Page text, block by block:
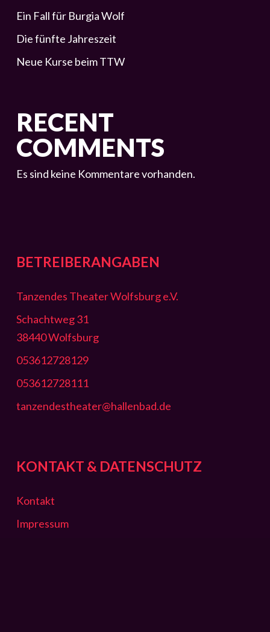
Ein Fall für Burgia Wolf
Die fünfte Jahreszeit
Neue Kurse beim TTW
RECENT
COMMENTS
Es sind keine Kommentare vorhanden.
BETREIBERANGABEN
Tanzendes Theater Wolfsburg e.V.
Schachtweg 31
38440 Wolfsburg
053612728129
053612728111
tanzendestheater@hallenbad.de
KONTAKT & DATENSCHUTZ
Kontakt
Impressum